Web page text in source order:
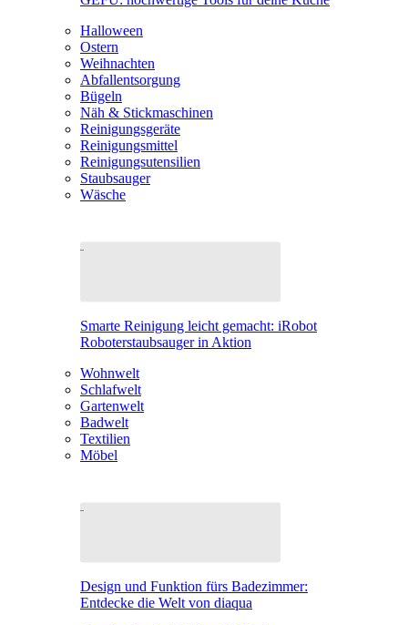
Halloween
Ostern
Weihnachten
Abfallentsorgung
Bügeln
Näh & Stickmaschinen
Reinigungsgeräte
Reinigungsmittel
Reinigungsutensilien
Staubsauger
Wäsche
Smarte Reinigung leicht gemacht: iRobot
Roboterstaubsauger in Aktion
Wohnwelt
Schlafwelt
Gartenwelt
Badwelt
Textilien
Möbel
Design und Funktion fürs Badezimmer:
Entdecke die Welt von diaqua